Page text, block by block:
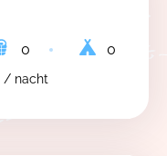
0
0
/ nacht